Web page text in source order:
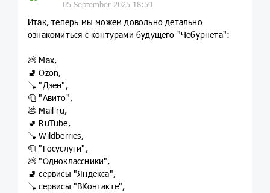
05 September 2025 18:59
Итак, теперь мы можем довольно детально
ознакомиться с контурами будущего "Чебурнета":
💩 Max,
🚽 Ozon,
🪠 "Дзен",
🧻 "Авито",
💩 Mail ru,
🚽 RuTube,
🪠 Wildberries,
🧻 "Госуслуги",
💩 "Oдноклассники",
🚽 сервисы "Яндекса",
🪠 сервисы "ВКонтакте",